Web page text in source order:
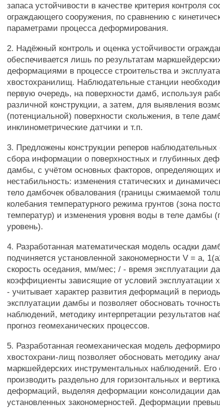
запаса устойчивости в качестве критерия контроля
ограждающего сооружения, по сравнению с
параметрами процесса деформирования.
2. Надёжный контроль и оценка устойчивости
обеспечивается лишь по результатам
деформациями в процессе строительства и
хвостохранилищ. Наблюдательные станции
первую очередь, на поверхности дамб, используя
различной конструкции, а затем, для выявления
(потенциальной) поверхности скольжения, в теле
инклинометрические датчики и т.п.
3. Предложены конструкции реперов
сбора информации о поверхностных и глубинных
дамбы, с учётом основных факторов, определяющих
нестабильность: изменения статических и
тело дамбочек обвалования (границы сжимаемой
колебания температурного режима грунтов (зона
температур) и изменения уровня воды в теле дамбы
уровень).
4. Разработанная математическая модель осадки
подчиняется установленной закономерности V = а,
скорость оседания, мм/мес; / - время эксплуатации
коэффициенты зависящие от условий эксплуатации
- учитывает характер развития деформаций в
эксплуатации дамбы и позволяет обосновать
наблюдений, методику интерпретации результатов
прогноз геомеханических процессов.
5. Разработанная геомеханическая модель
хвостохрани-лищ позволяет обосновать методику
маркшейдерских инструментальных наблюдений. Его
производить раздельно для горизонтальных и
деформаций, выделяя деформации консолидации
установленных закономерностей. Деформации